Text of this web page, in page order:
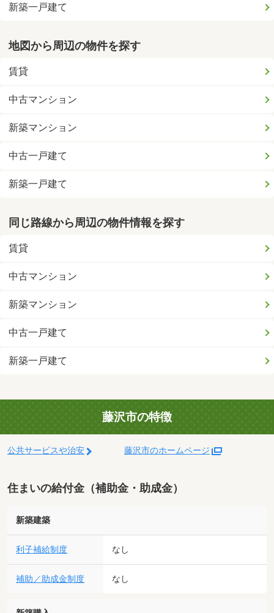
新築一戸建て
地図から周辺の物件を探す
賃貸
中古マンション
新築マンション
中古一戸建て
新築一戸建て
同じ路線から周辺の物件情報を探す
賃貸
中古マンション
新築マンション
中古一戸建て
新築一戸建て
藤沢市の特徴
公共サービスや治安 藤沢市のホームページ
住まいの給付金（補助金・助成金）
新築建築
利子補給制度 なし
補助／助成金制度 なし